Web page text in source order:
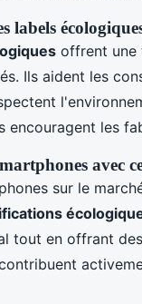
labels
offrent une
Ils aident les
encouragent les
avec
sur le
tout en offrant